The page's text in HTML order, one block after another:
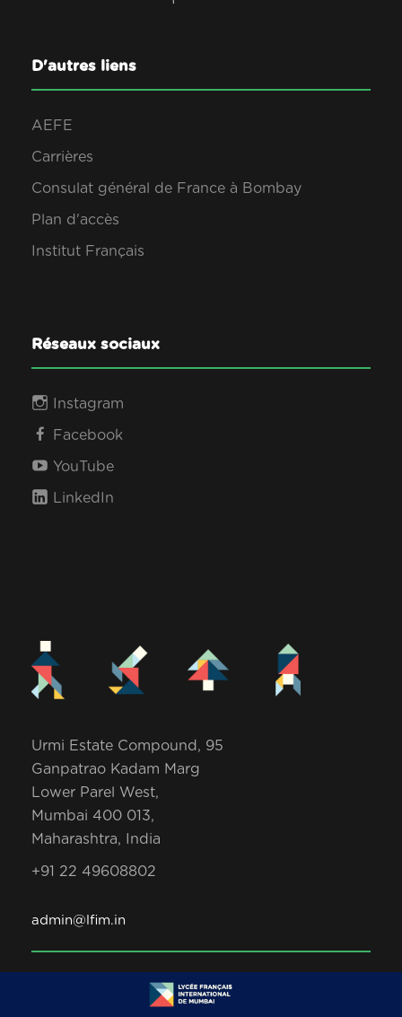
D'autres liens
AEFE
Carrières
Consulat général de France à Bombay
Plan d'accès
Institut Français
Réseaux sociaux
Instagram
Facebook
YouTube
LinkedIn
Urmi Estate Compound, 95
Ganpatrao Kadam Marg
Lower Parel West,
Mumbai 400 013,
Maharashtra, India
+91 22 49608802
admin@lfim.in